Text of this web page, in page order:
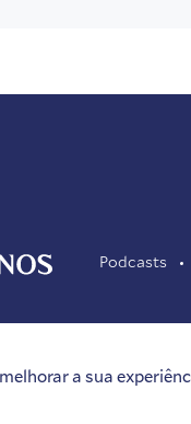
a sua
Podcasts